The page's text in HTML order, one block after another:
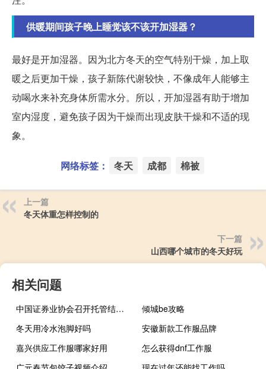
供暖期间孩子晚上睡觉该不该开加湿器？
最好是开加湿器。因为北方冬天的空气特别干燥，加上取
暖之后更加干燥，孩子新陈代谢较快，不像成年人能够主
动喝水来补充身体所需水分。所以，开加湿器有助于增加
室内湿度，避免孩子因为干燥而出现皮肤干燥和不适的现
象。
网络标签： 冬天 成都 棉被
上一篇
冬天体重怎样控制的
下一篇
山西哪个城市的冬天好玩
相关问题
中国证券业协会召开托管结算专业委员会主任委员（扩大）会议
倾城be攻略
冬天用冷水泡脚好吗
安徽新款工作服品牌
嘉兴供应工作服哪家好用
怎么获得dnf工作服